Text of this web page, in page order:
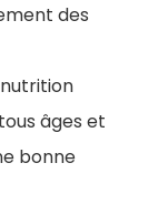
des
âges et
bonne